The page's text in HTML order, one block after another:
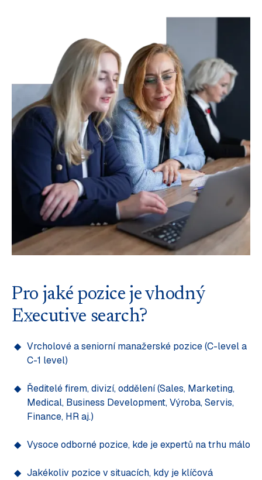
Pro jaké pozice je vhodný
Executive search?
Vrcholové a seniorní manažerské pozice (C-level a
C-1 level)
Ředitelé firem, divizí, oddělení (Sales, Marketing,
Medical, Business Development, Výroba, Servis,
Finance, HR aj.)
Vysoce odborné pozice, kde je expertů na trhu málo
Jakékoliv pozice v situacích, kdy je klíčová